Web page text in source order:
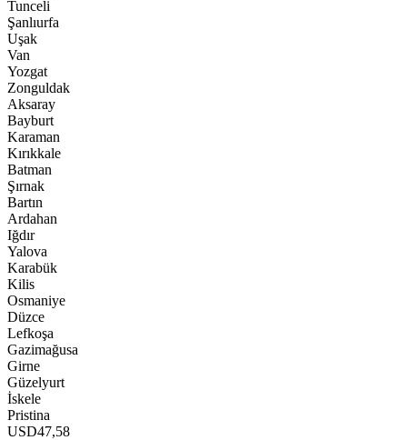
Tunceli
Şanlıurfa
Uşak
Van
Yozgat
Zonguldak
Aksaray
Bayburt
Karaman
Kırıkkale
Batman
Şırnak
Bartın
Ardahan
Iğdır
Yalova
Karabük
Kilis
Osmaniye
Düzce
Lefkoşa
Gazimağusa
Girne
Güzelyurt
İskele
Pristina
USD47,58